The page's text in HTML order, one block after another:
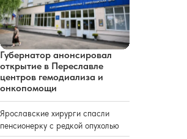
Губернатор анонсировал
открытие в Переславле
центров гемодиализа и
онкопомощи
Ярославские хирурги спасли
пенсионерку с редкой опухолью